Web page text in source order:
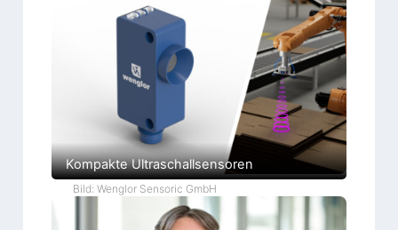
Kompakte Ultraschallsensoren
Bild: Wenglor Sensoric GmbH